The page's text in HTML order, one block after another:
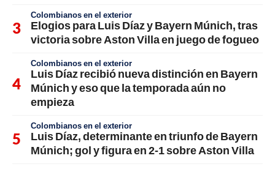
Colombianos en el exterior
Elogios para Luis Díaz y Bayern Múnich, tras
victoria sobre Aston Villa en juego de fogueo
Colombianos en el exterior
Luis Díaz recibió nueva distinción en Bayern
Múnich y eso que la temporada aún no
empieza
Colombianos en el exterior
Luis Díaz, determinante en triunfo de Bayern
Múnich; gol y figura en 2-1 sobre Aston Villa